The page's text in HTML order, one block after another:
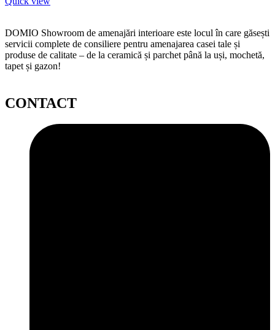
DOMIO Showroom de amenajări interioare este locul în care găsești
servicii complete de consiliere pentru amenajarea casei tale și
produse de calitate – de la ceramică și parchet până la uși, mochetă,
tapet și gazon!
CONTACT